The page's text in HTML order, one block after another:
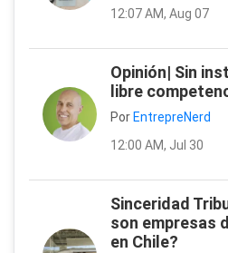
12:07 AM, Aug 07
Opinión| Sin
libre
Por EntrepreNerd
12:00 AM, Jul 30
Sinceridad
son empresas
en Chile?